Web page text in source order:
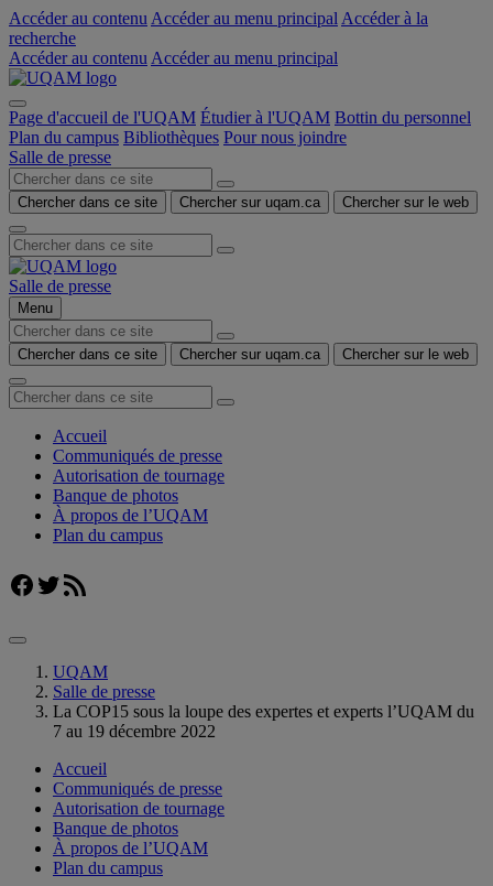
Accéder au contenu Accéder au menu principal Accéder à la
recherche
Accéder au contenu Accéder au menu principal
Page d'accueil de l'UQAM Étudier à l'UQAM Bottin du personnel
Plan du campus Bibliothèques Pour nous joindre
Salle de presse
Chercher dans ce site Chercher sur uqam.ca Chercher sur le web
Salle de presse
Menu
Chercher dans ce site Chercher sur uqam.ca Chercher sur le web
Accueil
Communiqués de presse
Autorisation de tournage
Banque de photos
À propos de l’UQAM
Plan du campus
Facebook
Twitter
Flux RSS
UQAM
Salle de presse
La COP15 sous la loupe des expertes et experts l’UQAM du
7 au 19 décembre 2022
Accueil
Communiqués de presse
Autorisation de tournage
Banque de photos
À propos de l’UQAM
Plan du campus